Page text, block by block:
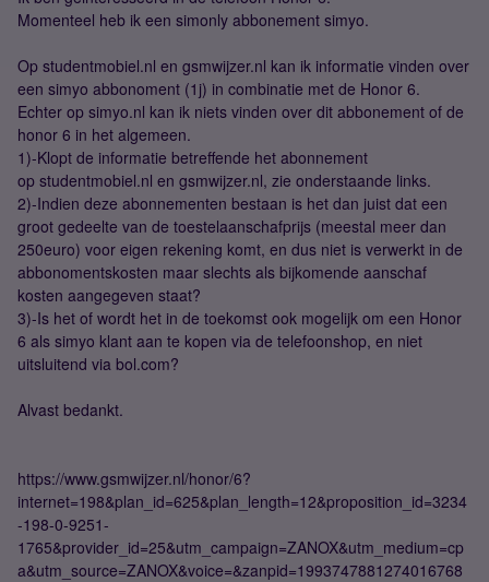
Momenteel heb ik een simonly abbonement simyo.
Op studentmobiel.nl en gsmwijzer.nl kan ik informatie vinden over
een simyo abbonoment (1j) in combinatie met de Honor 6.
Echter op simyo.nl kan ik niets vinden over dit abbonement of de
honor 6 in het algemeen.
1)-Klopt de informatie betreffende het abonnement
op studentmobiel.nl en gsmwijzer.nl, zie onderstaande links.
2)-Indien deze abonnementen bestaan is het dan juist dat een
groot gedeelte van de toestelaanschafprijs (meestal meer dan
250euro) voor eigen rekening komt, en dus niet is verwerkt in de
abbonomentskosten maar slechts als bijkomende aanschaf
kosten aangegeven staat?
3)-Is het of wordt het in de toekomst ook mogelijk om een Honor
6 als simyo klant aan te kopen via de telefoonshop, en niet
uitsluitend via bol.com?
Alvast bedankt.
https://www.gsmwijzer.nl/honor/6?
internet=198&plan_id=625&plan_length=12&proposition_id=3234
-198-0-9251-
1765&provider_id=25&utm_campaign=ZANOX&utm_medium=cp
a&utm_source=ZANOX&voice=&zanpid=1993747881274016768